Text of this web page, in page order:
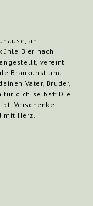
an
Bier nach
vereint
Braukunst und
Vater, Bruder,
für dich selbst: Die
Verschenke
Herz.